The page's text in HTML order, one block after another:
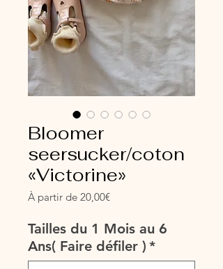
Bloomer
seersucker/coton
«Victorine»
À partir de 20,00€Prix
Tailles du 1 Mois au 6
Ans( Faire défiler ) *